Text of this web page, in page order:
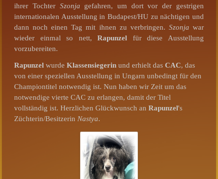
ihrer Tochter Szonja gefahren, um dort vor der gestrigen
internationalen Ausstellung in Budapest/HU zu nächtigen und
dann noch einen Tag mit ihnen zu verbringen. Szonja war
wieder einmal so nett,Rapunzel für diese Ausstellung
vorzubereiten.
Rapunzel wurdeKlassensiegerin und erhielt dasCAC, das
von einer speziellen Ausstellung in Ungarn unbedingt für den
Championtitel notwendig ist. Nun haben wir Zeit um das
notwendige vierte CAC zu erlangen, damit der Titel
vollständig ist. Herzlichen Glückwunsch anRapunzel's
Züchterin/Besitzerin Nastya.